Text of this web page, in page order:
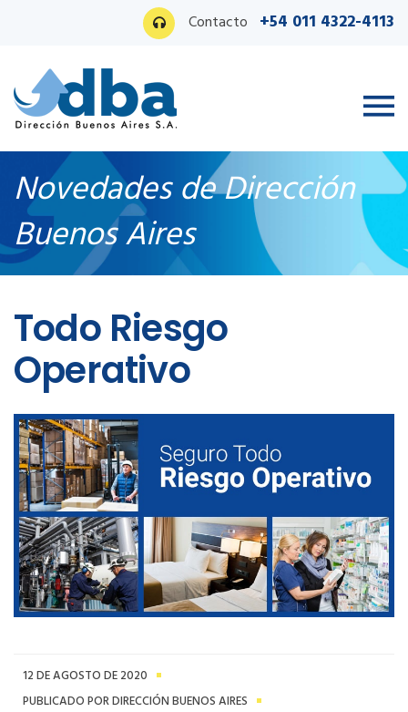
Contacto +54 011 4322-4113
Novedades de Dirección
Buenos Aires
Todo Riesgo
Operativo
12 DE AGOSTO DE 2020
PUBLICADO POR DIRECCIÓN BUENOS AIRES